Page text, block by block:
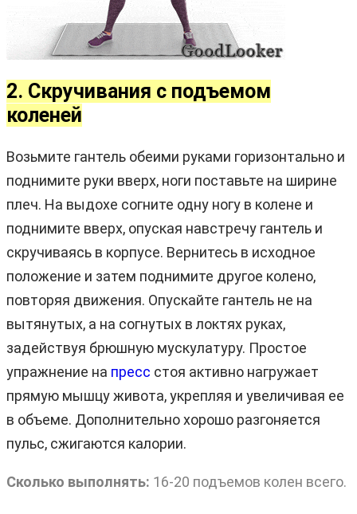
2. Скручивания с подъемом
коленей
Возьмите гантель обеими руками горизонтально и
поднимите руки вверх, ноги поставьте на ширине
плеч. На выдохе согните одну ногу в колене и
поднимите вверх, опуская навстречу гантель и
скручиваясь в корпусе. Вернитесь в исходное
положение и затем поднимите другое колено,
повторяя движения. Опускайте гантель не на
вытянутых, а на согнутых в локтях руках,
задействуя брюшную мускулатуру. Простое
упражнение на пресс стоя активно нагружает
прямую мышцу живота, укрепляя и увеличивая ее
в объеме. Дополнительно хорошо разгоняется
пульс, сжигаются калории.
Сколько выполнять: 16-20 подъемов колен всего.